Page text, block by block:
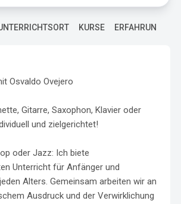
KURSE ERFAHRUNG
Osvaldo Ovejero
Gitarre, Saxophon, Klavier oder
und zielgerichtet!
oder Jazz: Ich biete
Unterricht für Anfänger und
Alters. Gemeinsam arbeiten wir an
Ausdruck und der Verwirklichung